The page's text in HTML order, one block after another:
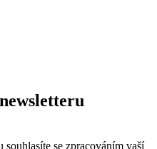
se zpracováním vaší